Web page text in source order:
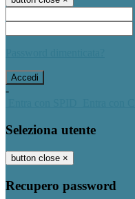
-
Seleziona utente
button close ×
Recupero password